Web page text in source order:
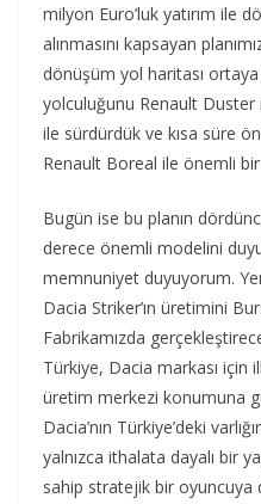
milyon Euro’luk yatırım ile
alınmasını kapsayan
dönüşüm yol haritası
yolculuğunu Renault Duster
ile sürdürdük ve kısa süre
Renault Boreal ile önemli bir
Bugün ise bu planın
derece önemli modelini
memnuniyet duyuyorum.
Dacia Striker’ın üretimini
Fabrikamızda
Türkiye, Dacia markası için
üretim merkezi konumuna
Dacia’nın Türkiye’deki
yalnızca ithalata dayalı bir
sahip stratejik bir